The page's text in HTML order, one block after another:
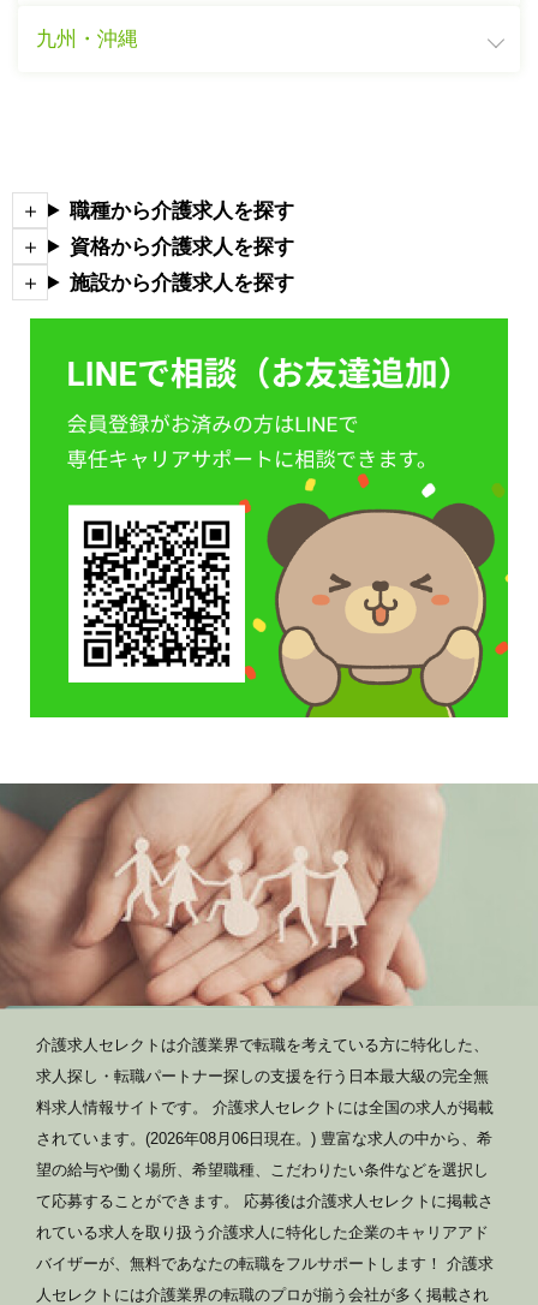
九州・沖縄
職種から介護求人を探す
資格から介護求人を探す
施設から介護求人を探す
介護求人セレクトは介護業界で転職を考えている方に特化した、
求人探し・転職パートナー探しの支援を行う日本最大級の完全無
料求人情報サイトです。 介護求人セレクトには全国の求人が掲載
されています。(2026年08月06日現在。) 豊富な求人の中から、希
望の給与や働く場所、希望職種、こだわりたい条件などを選択し
て応募することができます。 応募後は介護求人セレクトに掲載さ
れている求人を取り扱う介護求人に特化した企業のキャリアアド
バイザーが、無料であなたの転職をフルサポートします！ 介護求
人セレクトには介護業界の転職のプロが揃う会社が多く掲載され